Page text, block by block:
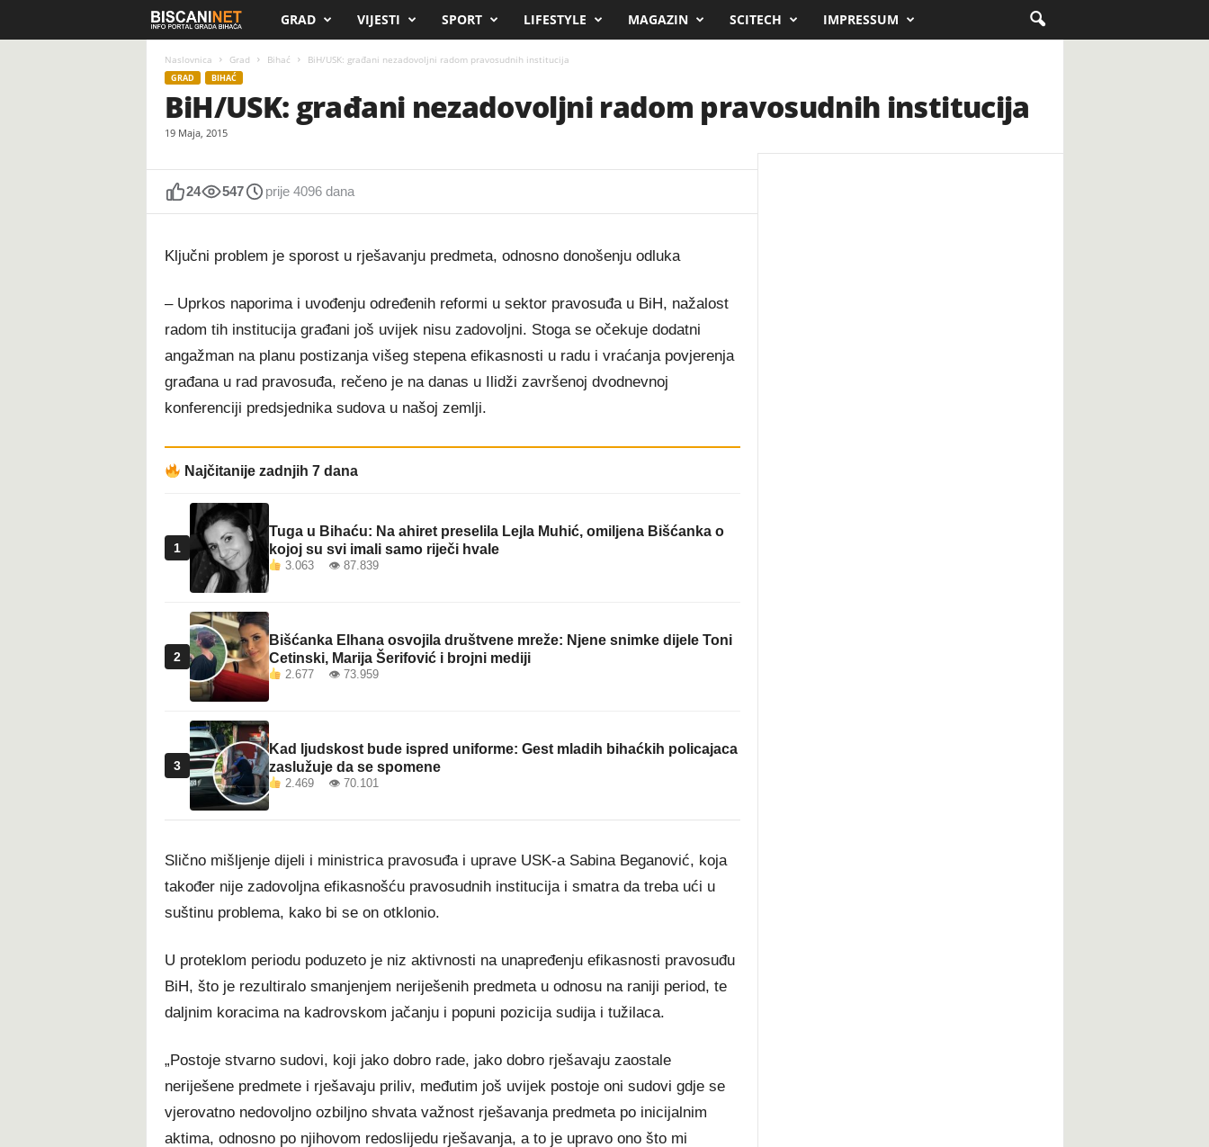
i
s
n
i
.
n
t
GRAD VIJESTI SPORT LIFESTYLE MAGAZIN SCITECH IMPRESSUM
Naslovnica Grad Bihać BiH/USK: građani nezadovoljni radom pravosudnih institucija
GRAD BIHAĆ
BiH/USK: građani nezadovoljni radom pravosudnih institucija
19 Maja, 2015
24 547 prije 4096 dana
Ključni problem je sporost u rješavanju predmeta, odnosno donošenju odluka
– Uprkos naporima i uvođenju određenih reformi u sektor pravosuđa u BiH, nažalost
radom tih institucija građani još uvijek nisu zadovoljni. Stoga se očekuje dodatni
angažman na planu postizanja višeg stepena efikasnosti u radu i vraćanja povjerenja
građana u rad pravosuđa, rečeno je na danas u Ilidži završenoj dvodnevnoj
konferenciji predsjednika sudova u našoj zemlji.
Najčitanije zadnjih 7 dana
1
Tuga u Bihaću: Na ahiret preselila Lejla Muhić, omiljena Bišćanka o
kojoj su svi imali samo riječi hvale
3.063 👁 87.839
2
Bišćanka Elhana osvojila društvene mreže: Njene snimke dijele Toni
Cetinski, Marija Šerifović i brojni mediji
2.677 👁 73.959
3
Kad ljudskost bude ispred uniforme: Gest mladih bihaćkih policajaca
zaslužuje da se spomene
2.469 👁 70.101
Slično mišljenje dijeli i ministrica pravosuđa i uprave USK-a Sabina Beganović, koja
također nije zadovoljna efikasnošću pravosudnih institucija i smatra da treba ući u
suštinu problema, kako bi se on otklonio.
U proteklom periodu poduzeto je niz aktivnosti na unapređenju efikasnosti pravosuđu
BiH, što je rezultiralo smanjenjem neriješenih predmeta u odnosu na raniji period, te
daljnim koracima na kadrovskom jačanju i popuni pozicija sudija i tužilaca.
„Postoje stvarno sudovi, koji jako dobro rade, jako dobro rješavaju zaostale
neriješene predmete i rješavaju priliv, međutim još uvijek postoje oni sudovi gdje se
vjerovatno nedovoljno ozbiljno shvata važnost rješavanja predmeta po inicijalnim
aktima, odnosno po njihovom redoslijedu rješavanja, a to je upravo ono što mi